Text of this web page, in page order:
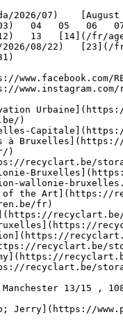
03)   04   05   06
13   [14](/fr/
08/22)   [23](/
08/31)
Urbaine](https://
)
Capitale](https://
Bruxelles](https://
)
recyclart.be/
Bruxelles](https://
wallonie-
Art](https://
fr)
recyclart.be/
recyclart.be/
recyclart.be/
storage/